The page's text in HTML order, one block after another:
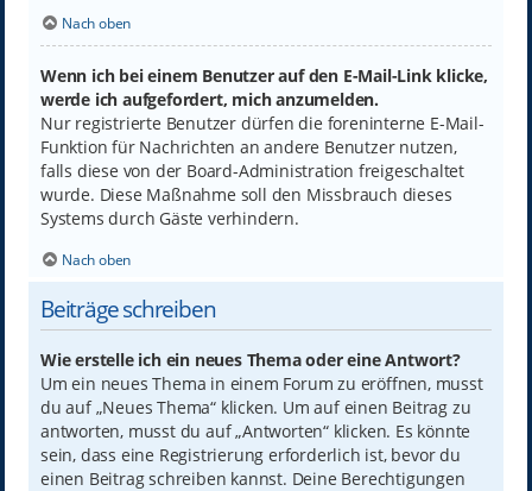
Nach oben
Wenn ich bei einem Benutzer auf den E-Mail-Link klicke,
werde ich aufgefordert, mich anzumelden.
Nur registrierte Benutzer dürfen die foreninterne E-Mail-
Funktion für Nachrichten an andere Benutzer nutzen,
falls diese von der Board-Administration freigeschaltet
wurde. Diese Maßnahme soll den Missbrauch dieses
Systems durch Gäste verhindern.
Nach oben
Beiträge schreiben
Wie erstelle ich ein neues Thema oder eine Antwort?
Um ein neues Thema in einem Forum zu eröffnen, musst
du auf „Neues Thema“ klicken. Um auf einen Beitrag zu
antworten, musst du auf „Antworten“ klicken. Es könnte
sein, dass eine Registrierung erforderlich ist, bevor du
einen Beitrag schreiben kannst. Deine Berechtigungen